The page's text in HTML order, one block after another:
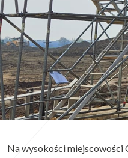
Na wysokości miejscowości